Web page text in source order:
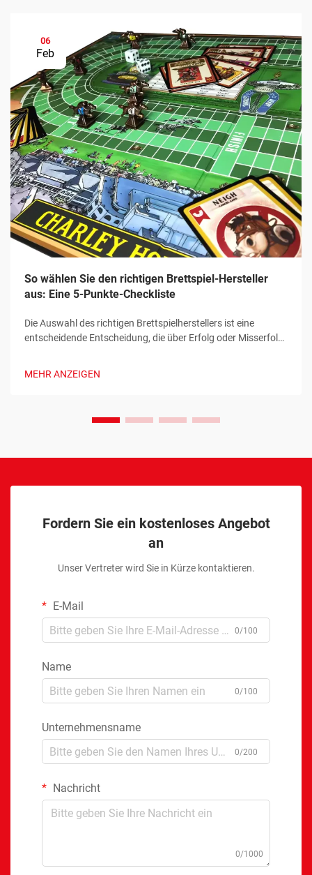
06
Feb
So wählen Sie den richtigen Brettspiel-Hersteller
aus: Eine 5-Punkte-Checkliste
Die Auswahl des richtigen Brettspielherstellers ist eine
entscheidende Entscheidung, die über Erfolg oder Misserfolg
MEHR ANZEIGEN
Fordern Sie ein kostenloses Angebot
an
Unser Vertreter wird Sie in Kürze kontaktieren.
E-Mail
0/100
Name
0/100
Unternehmensname
0/200
Nachricht
0/1000